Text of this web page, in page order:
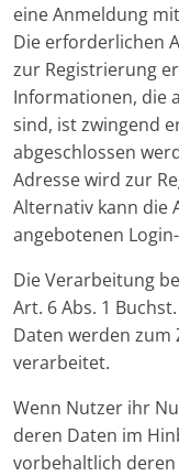
eine Anmeldung
Die erforderlichen
zur Registrierung
Informationen, die
sind, ist zwingend
abgeschlossen
Adresse wird zur
Alternativ kann die
angebotenen
Die Verarbeitung
Art. 6 Abs. 1
Daten werden zum
verarbeitet.
Wenn Nutzer ihr
deren Daten im
vorbehaltlich